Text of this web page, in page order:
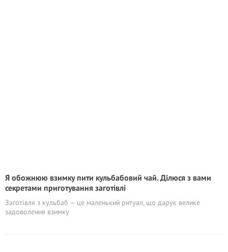
Я обожнюю взимку пити кульбабовий чай. Ділюся з вами
секретами приготування заготівлі
Заготівля з кульбаб — це маленький ритуал, що дарує велике
задоволення взимку